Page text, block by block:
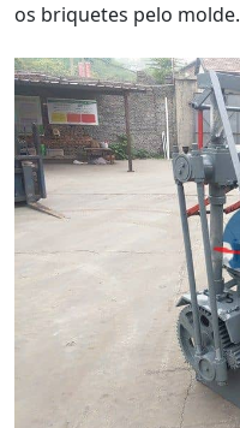
os briquetes pelo molde.